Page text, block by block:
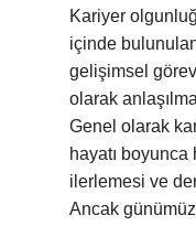
Kariyer
içinde
gelişimsel
olarak
Genel olarak
hayatı
ilerlemesi ve
Ancak